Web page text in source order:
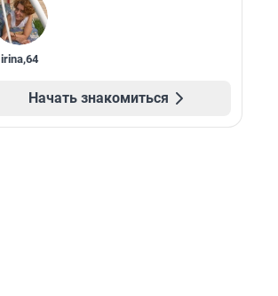
irina,64
Начать знакомиться